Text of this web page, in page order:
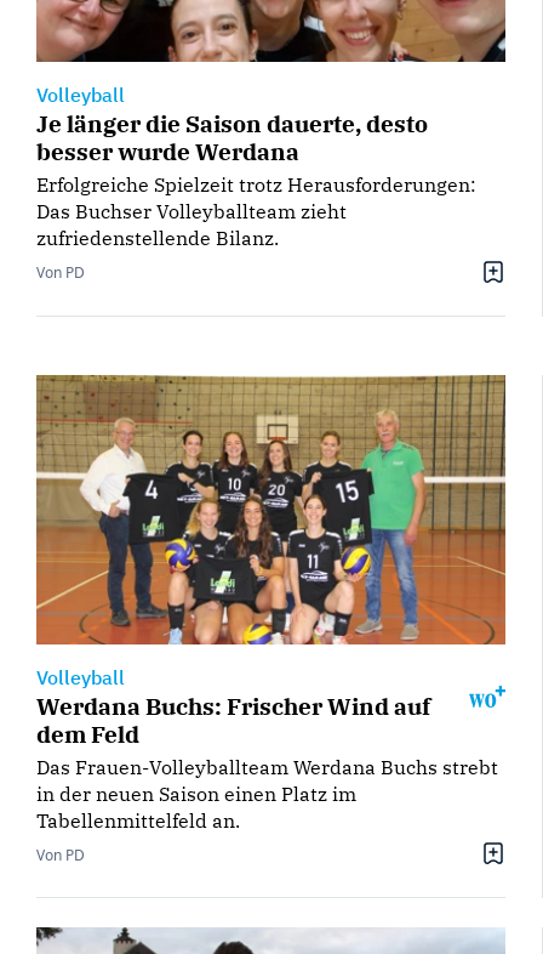
Volleyball
Je länger die Saison dauerte, desto
besser wurde Werdana
Erfolgreiche Spielzeit trotz Herausforderungen:
Das Buchser Volleyballteam zieht
zufriedenstellende Bilanz.
Von PD
Volleyball
Werdana Buchs: Frischer Wind auf
dem Feld
Das Frauen-Volleyballteam Werdana Buchs strebt
in der neuen Saison einen Platz im
Tabellenmittelfeld an.
Von PD